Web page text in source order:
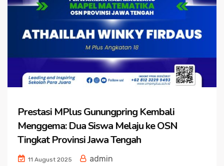
Prestasi MPlus Gunungpring Kembali
Menggema: Dua Siswa Melaju ke OSN
Tingkat Provinsi Jawa Tengah
11 August 2025
admin